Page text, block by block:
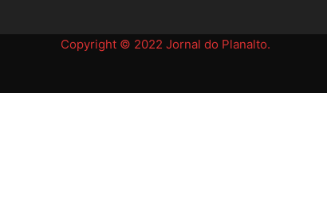
Copyright © 2022 Jornal do Planalto.